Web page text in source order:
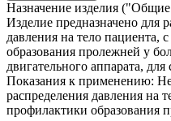
Назначение изделия
Изделие предназначено для
давления на тело пациента,
образования пролежней у
двигательного аппарата,
Показания к применению:
распределения давления на
профилактики образования